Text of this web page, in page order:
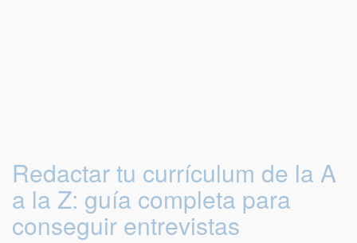
Redactar tu currículum de la A
a la Z: guía completa para
conseguir entrevistas